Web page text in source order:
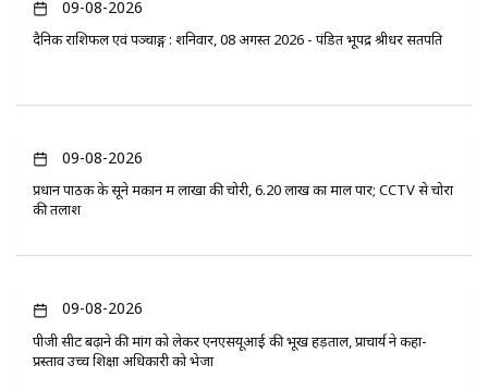
09-08-2026
दैनिक राशिफल एवं पञ्चाङ्ग : शनिवार, 08 अगस्त 2026 - पंडित भूपेंद्र श्रीधर सतपति
09-08-2026
प्रधान पाठक के सूने मकान में लाखों की चोरी, 6.20 लाख का माल पार; CCTV से चोरों
की तलाश
09-08-2026
पीजी सीट बढ़ाने की मांग को लेकर एनएसयूआई की भूख हड़ताल, प्राचार्य ने कहा-
प्रस्ताव उच्च शिक्षा अधिकारी को भेजा